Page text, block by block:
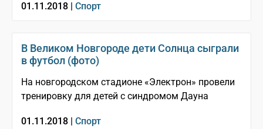
01.11.2018 | Спорт
В Великом Новгороде дети Солнца сыграли
в футбол (фото)
На новгородском стадионе «Электрон» провели
тренировку для детей с синдромом Дауна
01.11.2018 | Спорт